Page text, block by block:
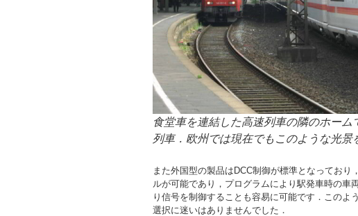
食堂車を連結した高速列車の隣のホー
列車．欧州では現在でもこのような光景
また外国型の製品はDCC制御が標準となってお
ルが可能であり，プログラムにより駅発車時の車
り信号を制御することも容易に可能です．このよ
選択に迷いはありませんでした．